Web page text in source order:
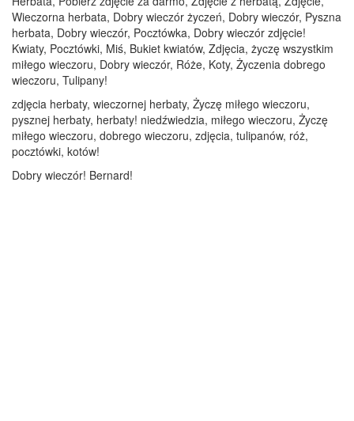
Wieczorna herbata, Dobry wieczór życzeń, Dobry wieczór, Pyszna
herbata, Dobry wieczór, Pocztówka, Dobry wieczór zdjęcie!
Kwiaty, Pocztówki, Miś, Bukiet kwiatów, Zdjęcia, życzę wszystkim
miłego wieczoru, Dobry wieczór, Róże, Koty, Życzenia dobrego
wieczoru, Tulipany!
zdjęcia herbaty, wieczornej herbaty, Życzę miłego wieczoru,
pysznej herbaty, herbaty! niedźwiedzia, miłego wieczoru, Życzę
miłego wieczoru, dobrego wieczoru, zdjęcia, tulipanów, róż,
pocztówki, kotów!
Dobry wieczór! Bernard!